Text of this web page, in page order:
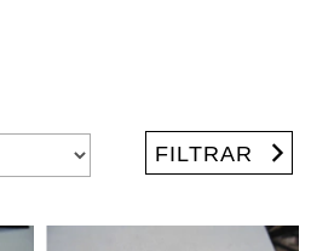
FILTRAR